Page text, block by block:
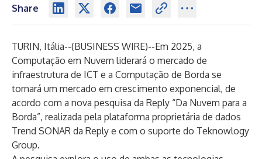
Share
TURIN, Itália--(BUSINESS WIRE)--Em 2025, a
Computação em Nuvem liderará o mercado de
infraestrutura de ICT e a Computação de Borda se
tornará um mercado em crescimento exponencial, de
acordo com a nova pesquisa da Reply “Da Nuvem para a
Borda”, realizada pela plataforma proprietária de dados
Trend SONAR da Reply e com o suporte do Teknowlogy
Group.